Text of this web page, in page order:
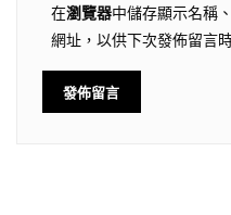
在瀏覽器中儲存顯示名稱
網址，以供下次發佈留言